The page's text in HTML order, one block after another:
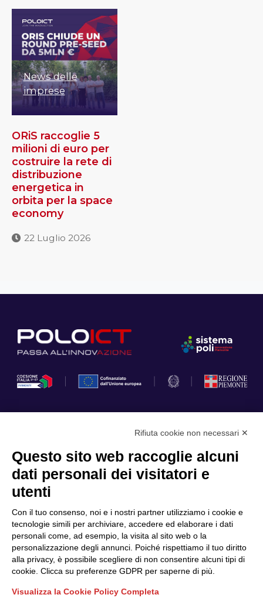
News delle
imprese
ORiS raccoglie 5
milioni di euro per
costruire la rete di
distribuzione
energetica in
orbita per la space
economy
22 Luglio 2026
Cookie Policy
Scopri il Polo
Partner
Finanziamenti e bandi
Internazionalizzazione
News & Eventi
Privacy
Seguici
Rifiuta cookie non necessari ✕
Questo sito web raccoglie alcuni
dati personali dei visitatori e
utenti
Con il tuo consenso, noi e i nostri partner utilizziamo i cookie e
tecnologie simili per archiviare, accedere ed elaborare i dati
personali come, ad esempio, la visita al sito web o la
personalizzazione degli annunci. Poiché rispettiamo il tuo diritto
alla privacy, è possibile scegliere di non consentire alcuni tipi di
cookie. Clicca su preferenze GDPR per saperne di più.
Visualizza la Cookie Policy Completa